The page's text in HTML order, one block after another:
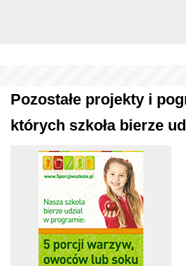
Pozostałe projekty i
których szkoła bierze